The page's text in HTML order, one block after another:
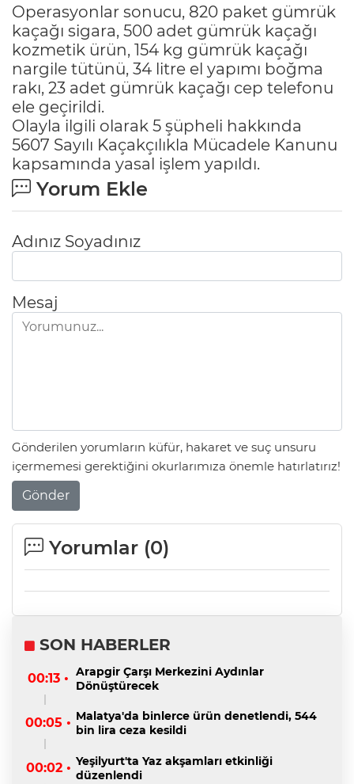
Operasyonlar sonucu, 820 paket gümrük
kaçağı sigara, 500 adet gümrük kaçağı
kozmetik ürün, 154 kg gümrük kaçağı
nargile tütünü, 34 litre el yapımı boğma
rakı, 23 adet gümrük kaçağı cep telefonu
ele geçirildi.
Olayla ilgili olarak 5 şüpheli hakkında
5607 Sayılı Kaçakçılıkla Mücadele Kanunu
kapsamında yasal işlem yapıldı.
Yorum Ekle
Adınız Soyadınız
Mesaj
Gönderilen yorumların küfür, hakaret ve suç unsuru
içermemesi gerektiğini okurlarımıza önemle hatırlatırız!
Gönder
Yorumlar (0)
SON HABERLER
00:13 • Arapgir Çarşı Merkezini Aydınlar
Dönüştürecek
00:05 • Malatya'da binlerce ürün denetlendi, 544
bin lira ceza kesildi
00:02 • Yeşilyurt'ta Yaz akşamları etkinliği
düzenlendi